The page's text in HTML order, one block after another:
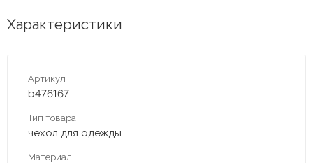
Характеристики
Артикул
b476167
Тип товара
чехол для одежды
Материал